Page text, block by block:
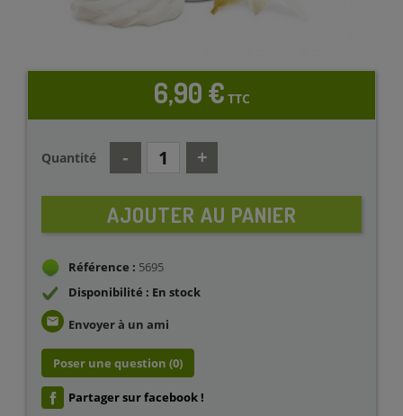
6,90 € TTC
Quantité
AJOUTER AU PANIER
Référence : 5695
Disponibilité : En stock
email Envoyer à un ami
Poser une question (0)
Partager sur facebook !